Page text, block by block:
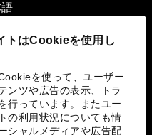
トはCookieを使用し
を使って、ユーザー
ンツや広告の表示、トラ
行っています。またユー
の利用状況についても情
シャルメディアや広告配